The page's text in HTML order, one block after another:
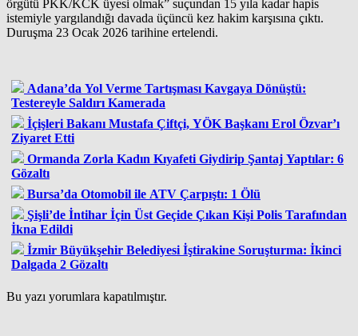
örgütü PKK/KCK üyesi olmak” suçundan 15 yıla kadar hapis
istemiyle yargılandığı davada üçüncü kez hakim karşısına çıktı.
Duruşma 23 Ocak 2026 tarihine ertelendi.
Adana’da Yol Verme Tartışması Kavgaya Dönüştü:
Testereyle Saldırı Kamerada
İçişleri Bakanı Mustafa Çiftçi, YÖK Başkanı Erol Özvar’ı
Ziyaret Etti
Ormanda Zorla Kadın Kıyafeti Giydirip Şantaj Yaptılar: 6
Gözaltı
Bursa’da Otomobil ile ATV Çarpıştı: 1 Ölü
Şişli’de İntihar İçin Üst Geçide Çıkan Kişi Polis Tarafından
İkna Edildi
İzmir Büyükşehir Belediyesi İştirakine Soruşturma: İkinci
Dalgada 2 Gözaltı
Bu yazı yorumlara kapatılmıştır.